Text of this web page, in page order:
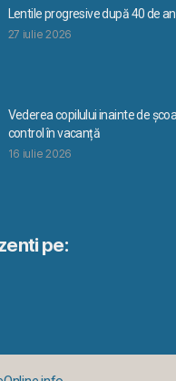
Lentile progresive după 40 de
27 iulie 2026
Vederea copilului inainte de
control în vacanță
16 iulie 2026
pe: